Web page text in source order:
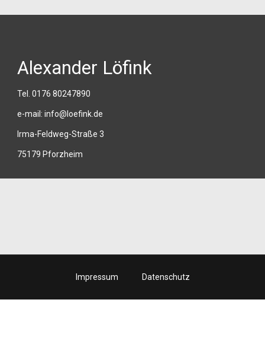
Alexander Löfink
Tel. 0176 80247890
e-mail: info@loefink.de
Irma-Feldweg-Straße 3
75179 Pforzheim
Impressum Datenschutz